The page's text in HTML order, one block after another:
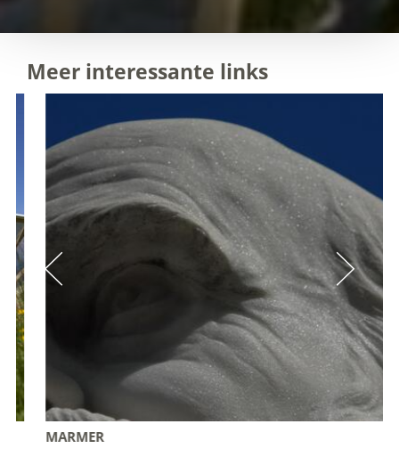
Meer interessante links
MARMER